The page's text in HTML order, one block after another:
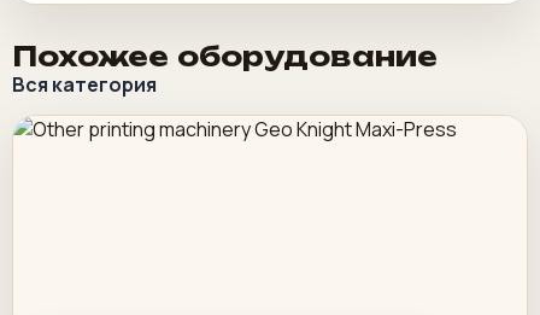
Похожее оборудование
Вся категория